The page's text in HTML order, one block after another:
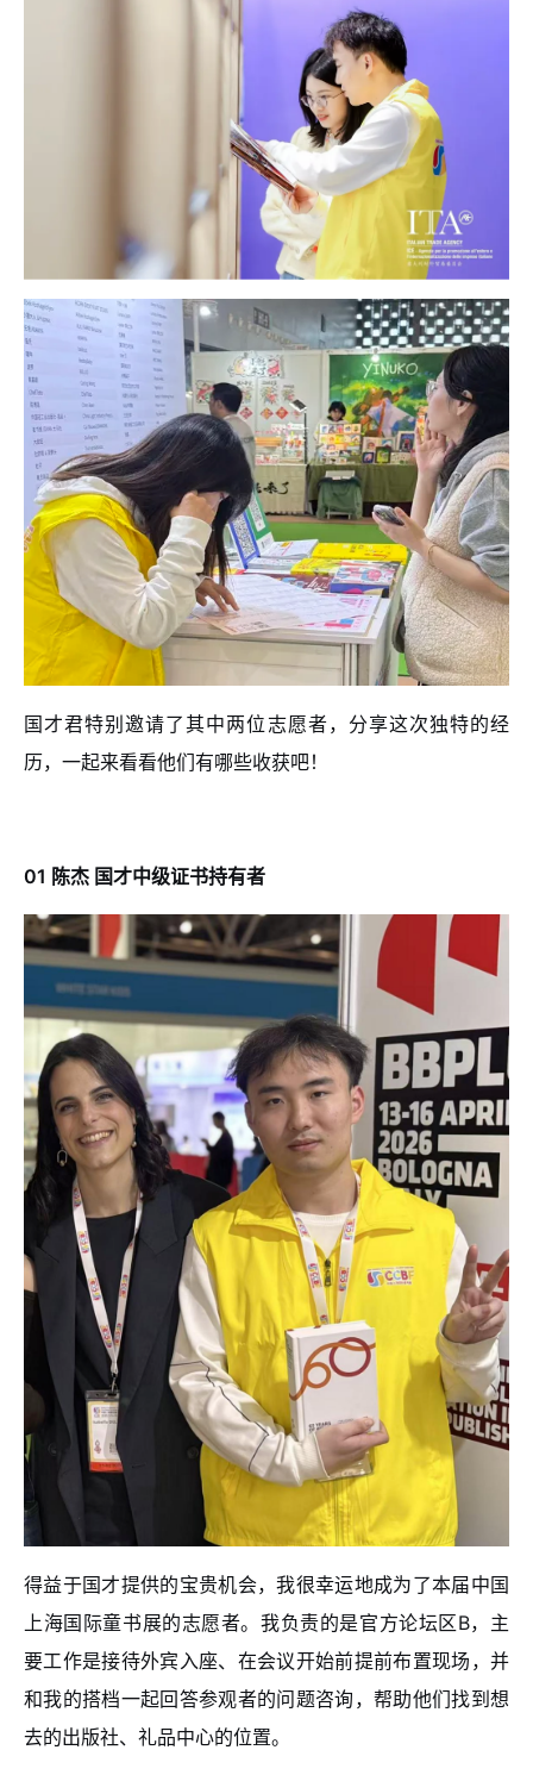
国才君特别邀请了其中两位志愿者，分享这次独特的经
历，一起来看看他们有哪些收获吧！
01 陈杰 国才中级证书持有者
得益于国才提供的宝贵机会，我很幸运地成为了本届中国
上海国际童书展的志愿者。我负责的是官方论坛区B，主
要工作是接待外宾入座、在会议开始前提前布置现场，并
和我的搭档一起回答参观者的问题咨询，帮助他们找到想
去的出版社、礼品中心的位置。